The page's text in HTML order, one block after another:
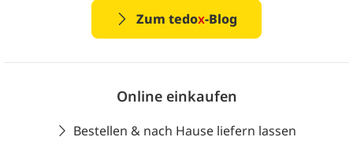
Zum tedox-Blog
Online einkaufen
Bestellen & nach Hause liefern lassen